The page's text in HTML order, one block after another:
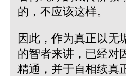
的，不应该这样。
因此，作为真正以无
的智者来讲，已经对
精通，并于自相续真